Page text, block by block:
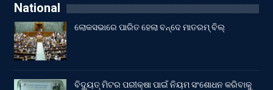
National
ଲୋକସଭାରେ ପାରିତ ହେଲା ବନ୍ଦେ ମାତରମ୍‌ ବିଲ୍‌
ବିଦ୍ୟୁତ୍ ମିଟର ପରୀକ୍ଷା ପାଇଁ ନିୟମ ସଂଶୋଧନ କରିବାକୁ